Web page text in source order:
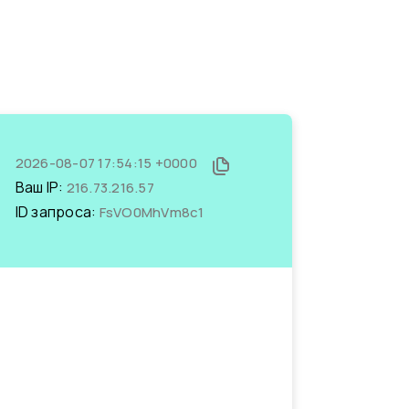
2026-08-07 17:54:15 +0000
Ваш IP: 216.73.216.57
ID запроса: FsVO0MhVm8c1